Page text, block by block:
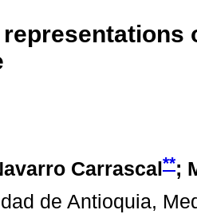
Carrascal**;
de Antioquia,